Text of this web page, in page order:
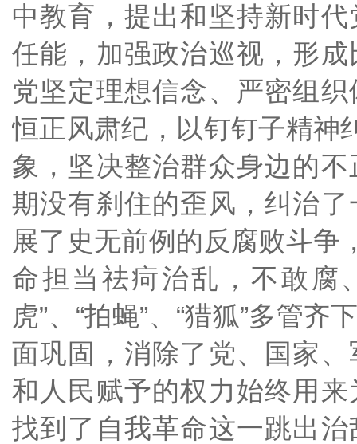
中教育，提出和坚持新时
任能，加强政治巡视，形
党坚定理想信念、严密组
恒正风肃纪，以钉钉子精神
象，坚决整治群众身边的
期没有刹住的歪风，纠治
展了史无前例的反腐败斗争
命担当祛疴治乱，不敢腐
虎”、“拍蝇”、“猎狐”多管
面巩固，消除了党、国家
和人民赋予的权力始终用
找到了自我革命这一跳出